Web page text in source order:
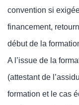
convention si
financement,
début de la
A l’issue de la
(attestant de
formation et le cas